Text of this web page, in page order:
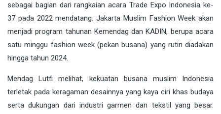
sebagai bagian dari rangkaian acara Trade Expo Indonesia ke-
37 pada 2022 mendatang. Jakarta Muslim Fashion Week akan
menjadi program tahunan Kemendag dan KADIN, berupa acara
satu minggu fashion week (pekan busana) yang rutin diadakan
hingga tahun 2024.
Mendag Lutfi melihat, kekuatan busana muslim Indonesia
terletak pada keragaman desainnya yang kaya ciri khas budaya
serta dukungan dari industri garmen dan tekstil yang besar.